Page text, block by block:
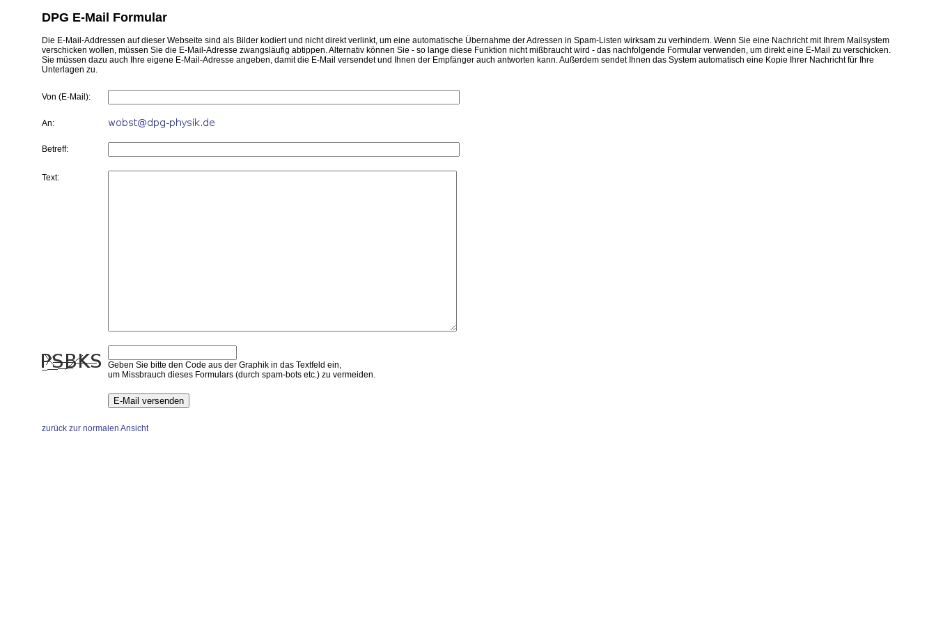
DPG E-Mail Formular
Die E-Mail-Addressen auf dieser Webseite sind als Bilder kodiert und nicht direkt verlinkt, um eine automatische Übernahme der Adressen in Spam-Listen wirksam zu verhindern. Wenn Sie eine Nachricht mit Ihrem Mailsystem
verschicken wollen, müssen Sie die E-Mail-Adresse zwangsläufig abtippen. Alternativ können Sie - so lange diese Funktion nicht mißbraucht wird - das nachfolgende Formular verwenden, um direkt eine E-Mail zu verschicken.
Sie müssen dazu auch Ihre eigene E-Mail-Adresse angeben, damit die E-Mail versendet und Ihnen der Empfänger auch antworten kann. Außerdem sendet Ihnen das System automatisch eine Kopie Ihrer Nachricht für Ihre
Unterlagen zu.
Von (E-Mail):
An:
Betreff:
Text:
Geben Sie bitte den Code aus der Graphik in das Textfeld ein,
um Missbrauch dieses Formulars (durch spam-bots etc.) zu vermeiden.
zurück zur normalen Ansicht